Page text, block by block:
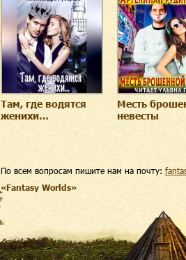
Там, где водятся
женихи…
Месть
невесты
По всем вопросам пишите нам на почту:
«Fantasy Worlds»